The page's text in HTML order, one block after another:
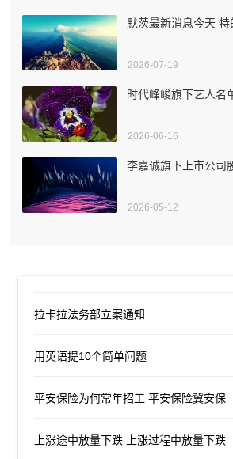
默茨最新消息今天
2026-07-19
时代峰峻旗下艺人名
2026-06-16
李嘉诚旗下上市公司
2026-05-12
拉卡拉法务部立案通知
用英语提10个简单问题
平安保险为何常年招工 平安保险冀安保
上涨途中放量下跌 上涨过程中放量下跌